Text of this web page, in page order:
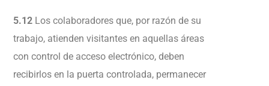
5.12 Los colaboradores que, por razón de su
trabajo, atienden visitantes en aquellas áreas
con control de acceso electrónico, deben
recibirlos en la puerta controlada, permanecer